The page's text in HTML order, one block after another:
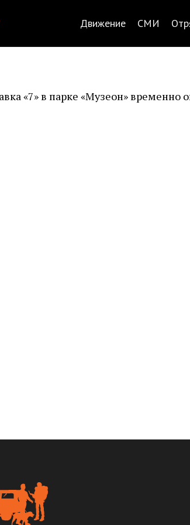
Движение СМИ
«7» в парке «Музеон» временно